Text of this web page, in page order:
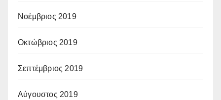
Νοέμβριος 2019
Οκτώβριος 2019
Σεπτέμβριος 2019
Αύγουστος 2019